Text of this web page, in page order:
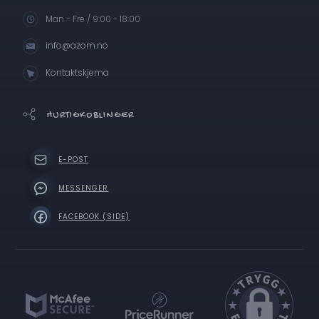
Man - Fre / 9:00 - 18:00
info@azom.no
Kontaktskjema
HURTIGKOBLINGER
E-POST
MESSENGER
FACEBOOK (SIDE)